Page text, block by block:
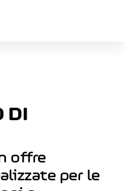
DI
offre
per le